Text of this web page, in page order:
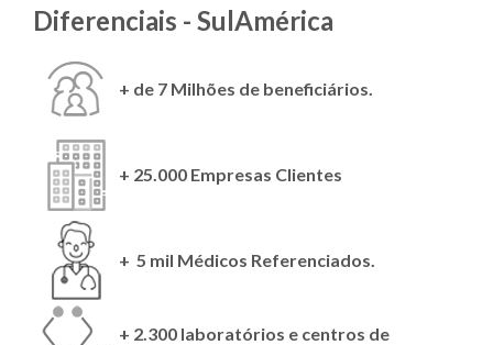
Diferenciais - SulAmérica
+ de 7 Milhões de beneficiários.
+ 25.000 Empresas Clientes
+ 5 mil Médicos Referenciados.
+ 2.300 laboratórios e centros de